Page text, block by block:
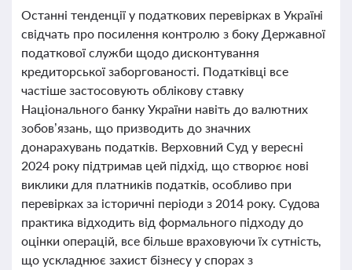
Останні тенденції у податкових перевірках в Україні
свідчать про посилення контролю з боку Державної
податкової служби щодо дисконтування
кредиторської заборгованості. Податківці все
частіше застосовують облікову ставку
Національного банку України навіть до валютних
зобов’язань, що призводить до значних
донарахувань податків. Верховний Суд у вересні
2024 року підтримав цей підхід, що створює нові
виклики для платників податків, особливо при
перевірках за історичні періоди з 2014 року. Судова
практика відходить від формального підходу до
оцінки операцій, все більше враховуючи їх сутність,
що ускладнює захист бізнесу у спорах з